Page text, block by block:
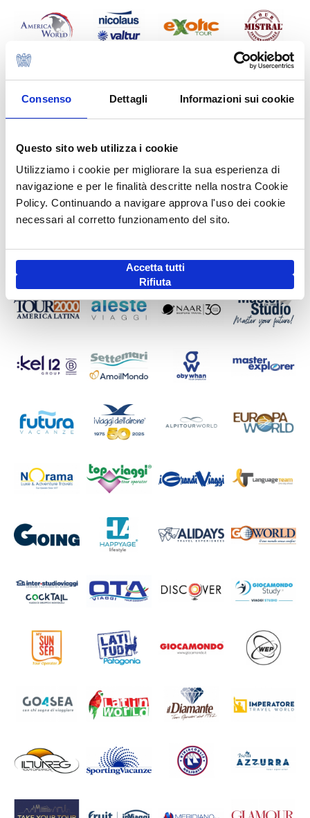
Consenso Dettagli Informazioni sui cookie
Questo sito web utilizza i cookie
Utilizziamo i cookie per migliorare la sua esperienza di
navigazione e per le finalità descritte nella nostra Cookie
Policy. Continuando a navigare approva l'uso dei cookie
necessari al corretto funzionamento del sito.
Accetta tutti
Rifiuta